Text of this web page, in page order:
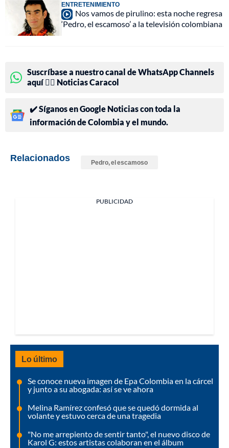
ENTRETENIMIENTO
Nos vamos de pirulino: esta noche regresa
‘Pedro, el escamoso’ a la televisión colombiana
Suscríbase a nuestro canal de WhatsApp Channels
aquí 👉🏻 Noticias Caracol
✔️ Síganos en Google Noticias con toda la
información de Colombia y el mundo.
Relacionados Pedro, el escamoso
PUBLICIDAD
Lo último
Se conoce nueva imagen de Epa Colombia en la cárcel
y junto a su abogada: así se ve ahora
Melina Ramírez confesó que se quedó dormida al
volante y estuvo cerca de una tragedia
"No me arrepiento de sentir tanto", el nuevo disco de
Karol G: estos artistas colaboran en el álbum